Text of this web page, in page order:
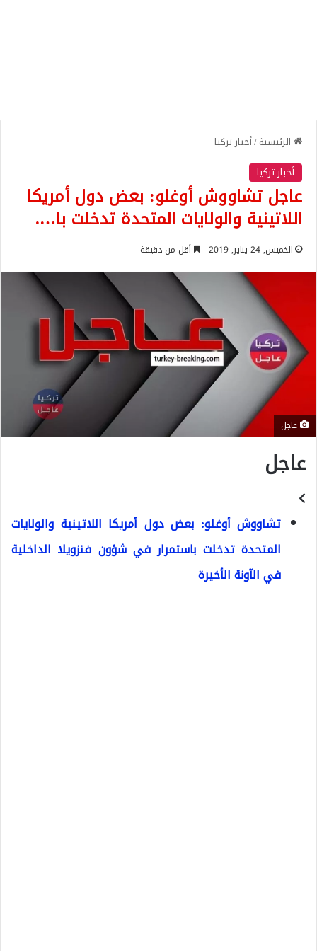
الرئيسية/أخبار تركيا
أخبار تركيا
عاجل تشاووش أوغلو: بعض دول أمريكا
اللاتينية والولايات المتحدة تدخلت با….
الخميس, 24 يناير, 2019 أقل من دقيقة
عاجل
عاجل
تشاووش أوغلو: بعض دول أمريكا اللاتينية والولايات
المتحدة تدخلت باستمرار في شؤون فنزويلا الداخلية
في الآونة الأخيرة